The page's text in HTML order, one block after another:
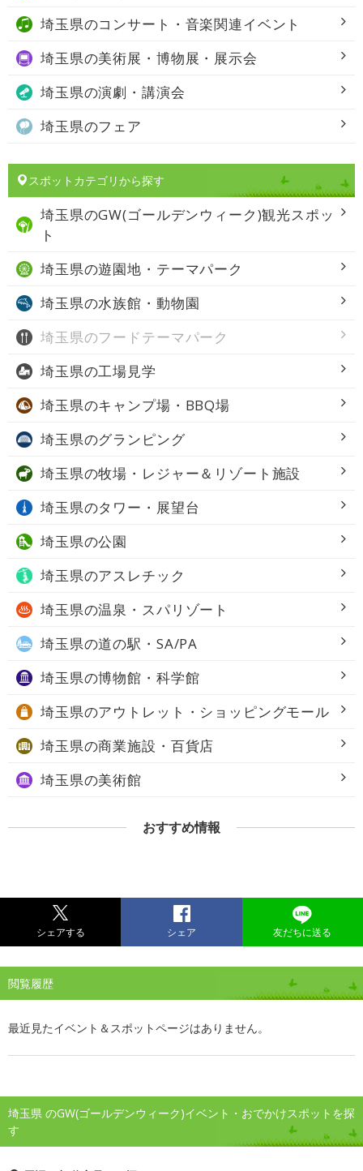
埼玉県のコンサート・音楽関連イベント
埼玉県の美術展・博物展・展示会
埼玉県の演劇・講演会
埼玉県のフェア
スポットカテゴリから探す
埼玉県のGW(ゴールデンウィーク)観光スポッ
ト
埼玉県の遊園地・テーマパーク
埼玉県の水族館・動物園
埼玉県のフードテーマパーク
埼玉県の工場見学
埼玉県のキャンプ場・BBQ場
埼玉県のグランピング
埼玉県の牧場・レジャー＆リゾート施設
埼玉県のタワー・展望台
埼玉県の公園
埼玉県のアスレチック
埼玉県の温泉・スパリゾート
埼玉県の道の駅・SA/PA
埼玉県の博物館・科学館
埼玉県のアウトレット・ショッピングモール
埼玉県の商業施設・百貨店
埼玉県の美術館
おすすめ情報
シェアする シェア 友だちに送る
閲覧履歴
最近見たイベント＆スポットページはありません。
埼玉県 のGW(ゴールデンウィーク)イベント・おでかけスポットを探
す